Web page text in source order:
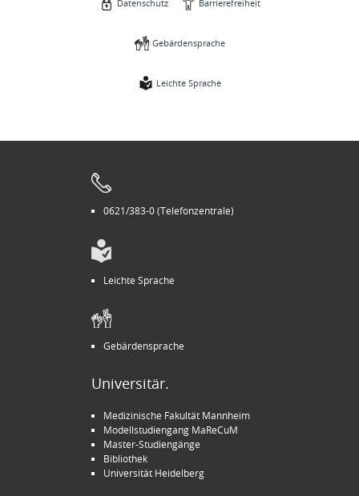
Datenschutz Barrierefreiheit
Gebärdensprache
Leichte Sprache
0621/383-0 (Telefonzentrale)
Leichte Sprache
Gebärdensprache
Universitär.
Medizinische Fakultät Mannheim
Modellstudiengang MaReCuM
Master-Studiengänge
Bibliothek
Universität Heidelberg